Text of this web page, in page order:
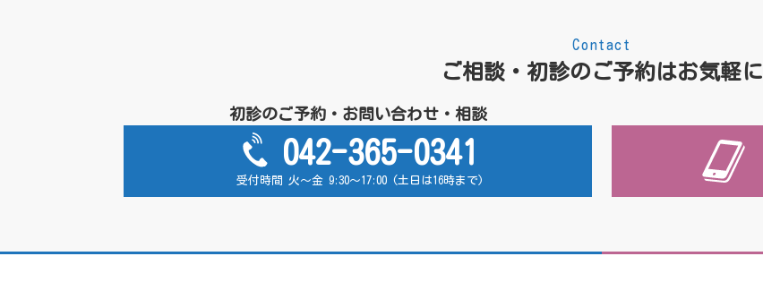
ご相談・初診のご予約はお気軽に
Contact
初診のご予約・お問い合わせ・相談
042-365-0341
受付時間 火～金 9:30～17:00 (土日は16時まで)